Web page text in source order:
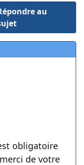
au
obligatoire
de votre